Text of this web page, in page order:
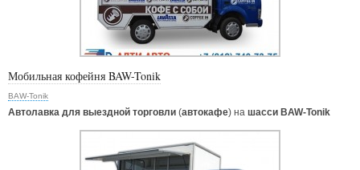
Мобильная кофейня BAW-Tonik
BAW-Tonik
Автолавка для выездной торговли (автокафе) на шасси BAW-Tonik